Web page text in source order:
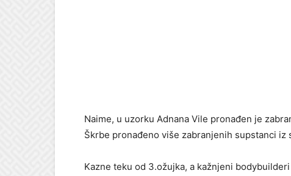
Naime, u uzorku Adnana Vile pronađen je
Škrbe pronađeno više zabranjenih supstanci iz
Kazne teku od 3.ožujka, a kažnjeni